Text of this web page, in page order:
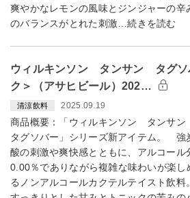
爽やかなレモンの風味とジンジャーの辛
のバランスがとれた刺激…続きを読む
ウィルキンソン タンサン タグソ
ク＞（アサヒビール）202…
清涼飲料 2025.09.19
商品概要：「ウィルキンソン タンサン
タグソバー」シリーズ新アイテム。 強
酸の刺激や爽快感とともに、アルコール
0.00％でありながら複雑な味わいが楽し
るノンアルコールカクテルテイスト飲料。